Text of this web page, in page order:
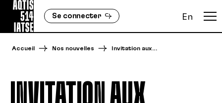
Se connecter En
Accueil Nos nouvelles Invitation aux…
INVITATION AUX